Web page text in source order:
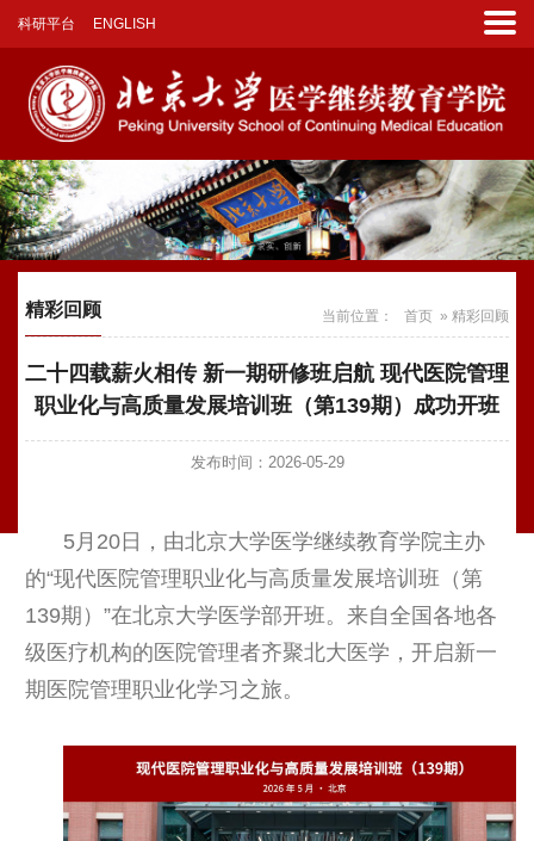
科研平台 ENGLISH
当前位置： 首页 » 精彩回顾
精彩回顾
二十四载薪火相传 新一期研修班启航 现代医院管理
职业化与高质量发展培训班（第139期）成功开班
发布时间：2026-05-29
5月20日，由北京大学医学继续教育学院主办
的“现代医院管理职业化与高质量发展培训班（第
139期）”在北京大学医学部开班。来自全国各地各
级医疗机构的医院管理者齐聚北大医学，开启新一
期医院管理职业化学习之旅。